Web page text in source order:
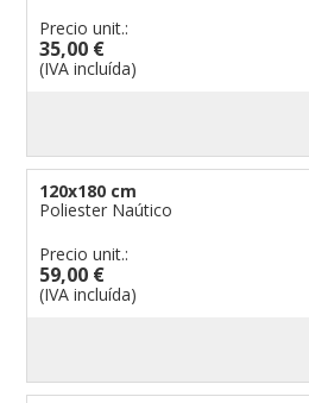
Precio unit.:
35,00 €
(IVA incluída)
120x180 cm
Poliester Naútico
Precio unit.:
59,00 €
(IVA incluída)